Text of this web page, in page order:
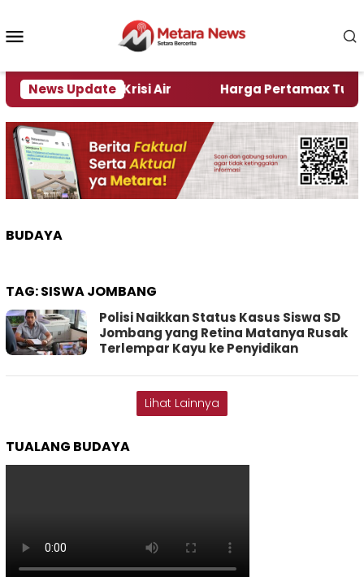
konten
News Update
Alami Krisi Air Harga Pertamax Turun
BUDAYA
TAG:SISWA JOMBANG
Polisi Naikkan Status Kasus Siswa SD
Jombang yang Retina Matanya Rusak
Terlempar Kayu ke Penyidikan
Lihat Lainnya
TUALANG BUDAYA